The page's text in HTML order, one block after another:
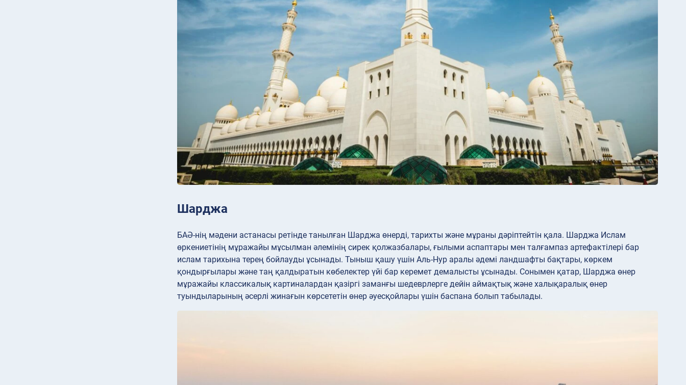
Шарджа
БАӘ-нің мәдени астанасы ретінде танылған Шарджа өнерді, тарихты және мұраны дәріптейтін қала. Шарджа Ислам
өркениетінің мұражайы мұсылман әлемінің сирек қолжазбалары, ғылыми аспаптары мен талғампаз артефактілері бар
ислам тарихына терең бойлауды ұсынады. Тыныш қашу үшін Аль-Нур аралы әдемі ландшафты бақтары, көркем
қондырғылары және таң қалдыратын көбелектер үйі бар керемет демалысты ұсынады. Сонымен қатар, Шарджа өнер
мұражайы классикалық картиналардан қазіргі заманғы шедеврлерге дейін аймақтық және халықаралық өнер
туындыларының әсерлі жинағын көрсететін өнер әуесқойлары үшін баспана болып табылады.